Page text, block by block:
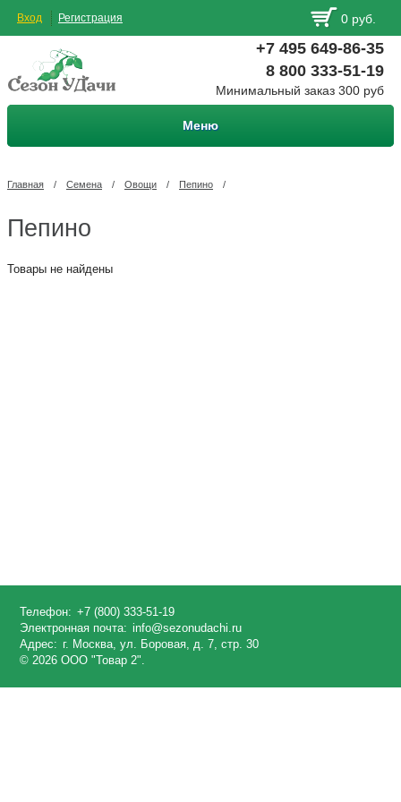
Вход Регистрация 0 руб.
+7 495 649-86-35
8 800 333-51-19
Минимальный заказ 300 руб
Меню
Главная / Семена / Овощи / Пепино /
Пепино
Товары не найдены
Телефон: +7 (800) 333-51-19
Электронная почта: info@sezonudachi.ru
Адрес: г. Москва, ул. Боровая, д. 7, стр. 30
© 2026 ООО "Товар 2".